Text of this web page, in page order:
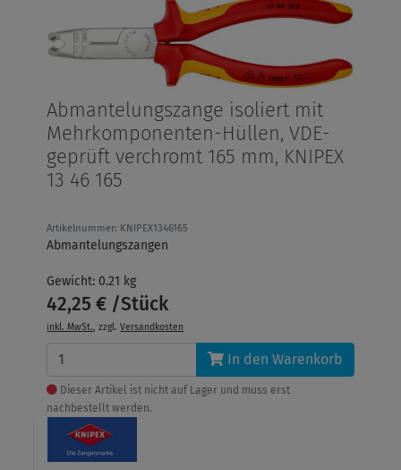
Abmantelungszange isoliert mit
Mehrkomponenten-Hüllen, VDE-
geprüft verchromt 165 mm, KNIPEX
13 46 165
Artikelnummer: KNIPEX1346165
Abmantelungszangen
Gewicht: 0.21 kg
42,25 € /Stück
inkl. MwSt., zzgl.Versandkosten
In den Warenkorb
Dieser Artikel ist nicht auf Lager und muss erst
nachbestellt werden.